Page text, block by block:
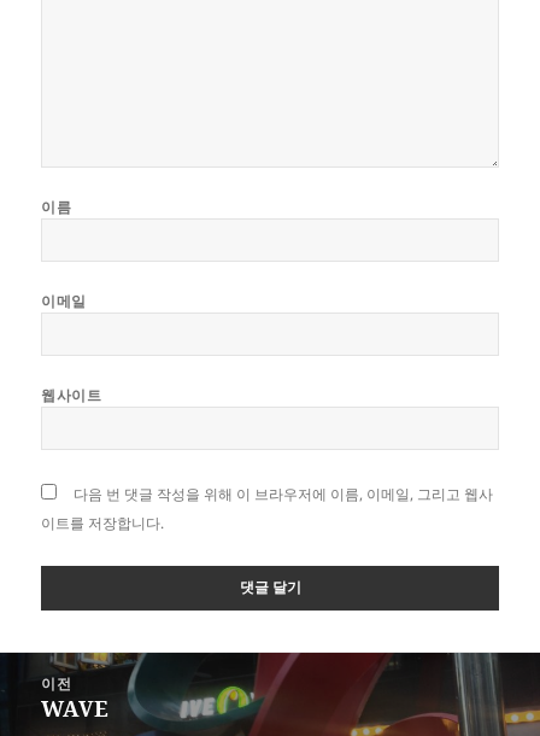
이름
이메일
웹사이트
다음 번 댓글 작성을 위해 이 브라우저에 이름, 이메일, 그리고 웹사
이트를 저장합니다.
탐
이전
이
WAVE